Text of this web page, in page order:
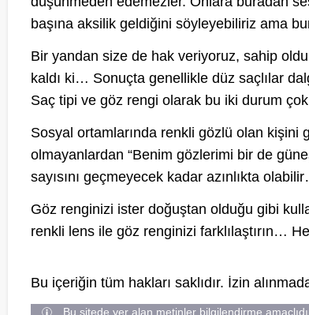
başına aksilik geldiğini söyleyebiliriz ama
Bir yandan size de hak veriyoruz, sahip
kaldı ki… Sonuçta genellikle düz saçlılar
Saç tipi ve göz rengi olarak bu iki durum çok
Sosyal ortamlarında renkli gözlü olan
olmayanlardan “Benim gözlerimi bir de
sayısını geçmeyecek kadar azınlıkta
Göz renginizi ister doğuştan olduğu gibi
renkli lens ile göz renginizi farklılaştırın…
Bu içeriğin tüm hakları saklıdır. İzin
Bu sitede yer alan metinler bilgilendirme